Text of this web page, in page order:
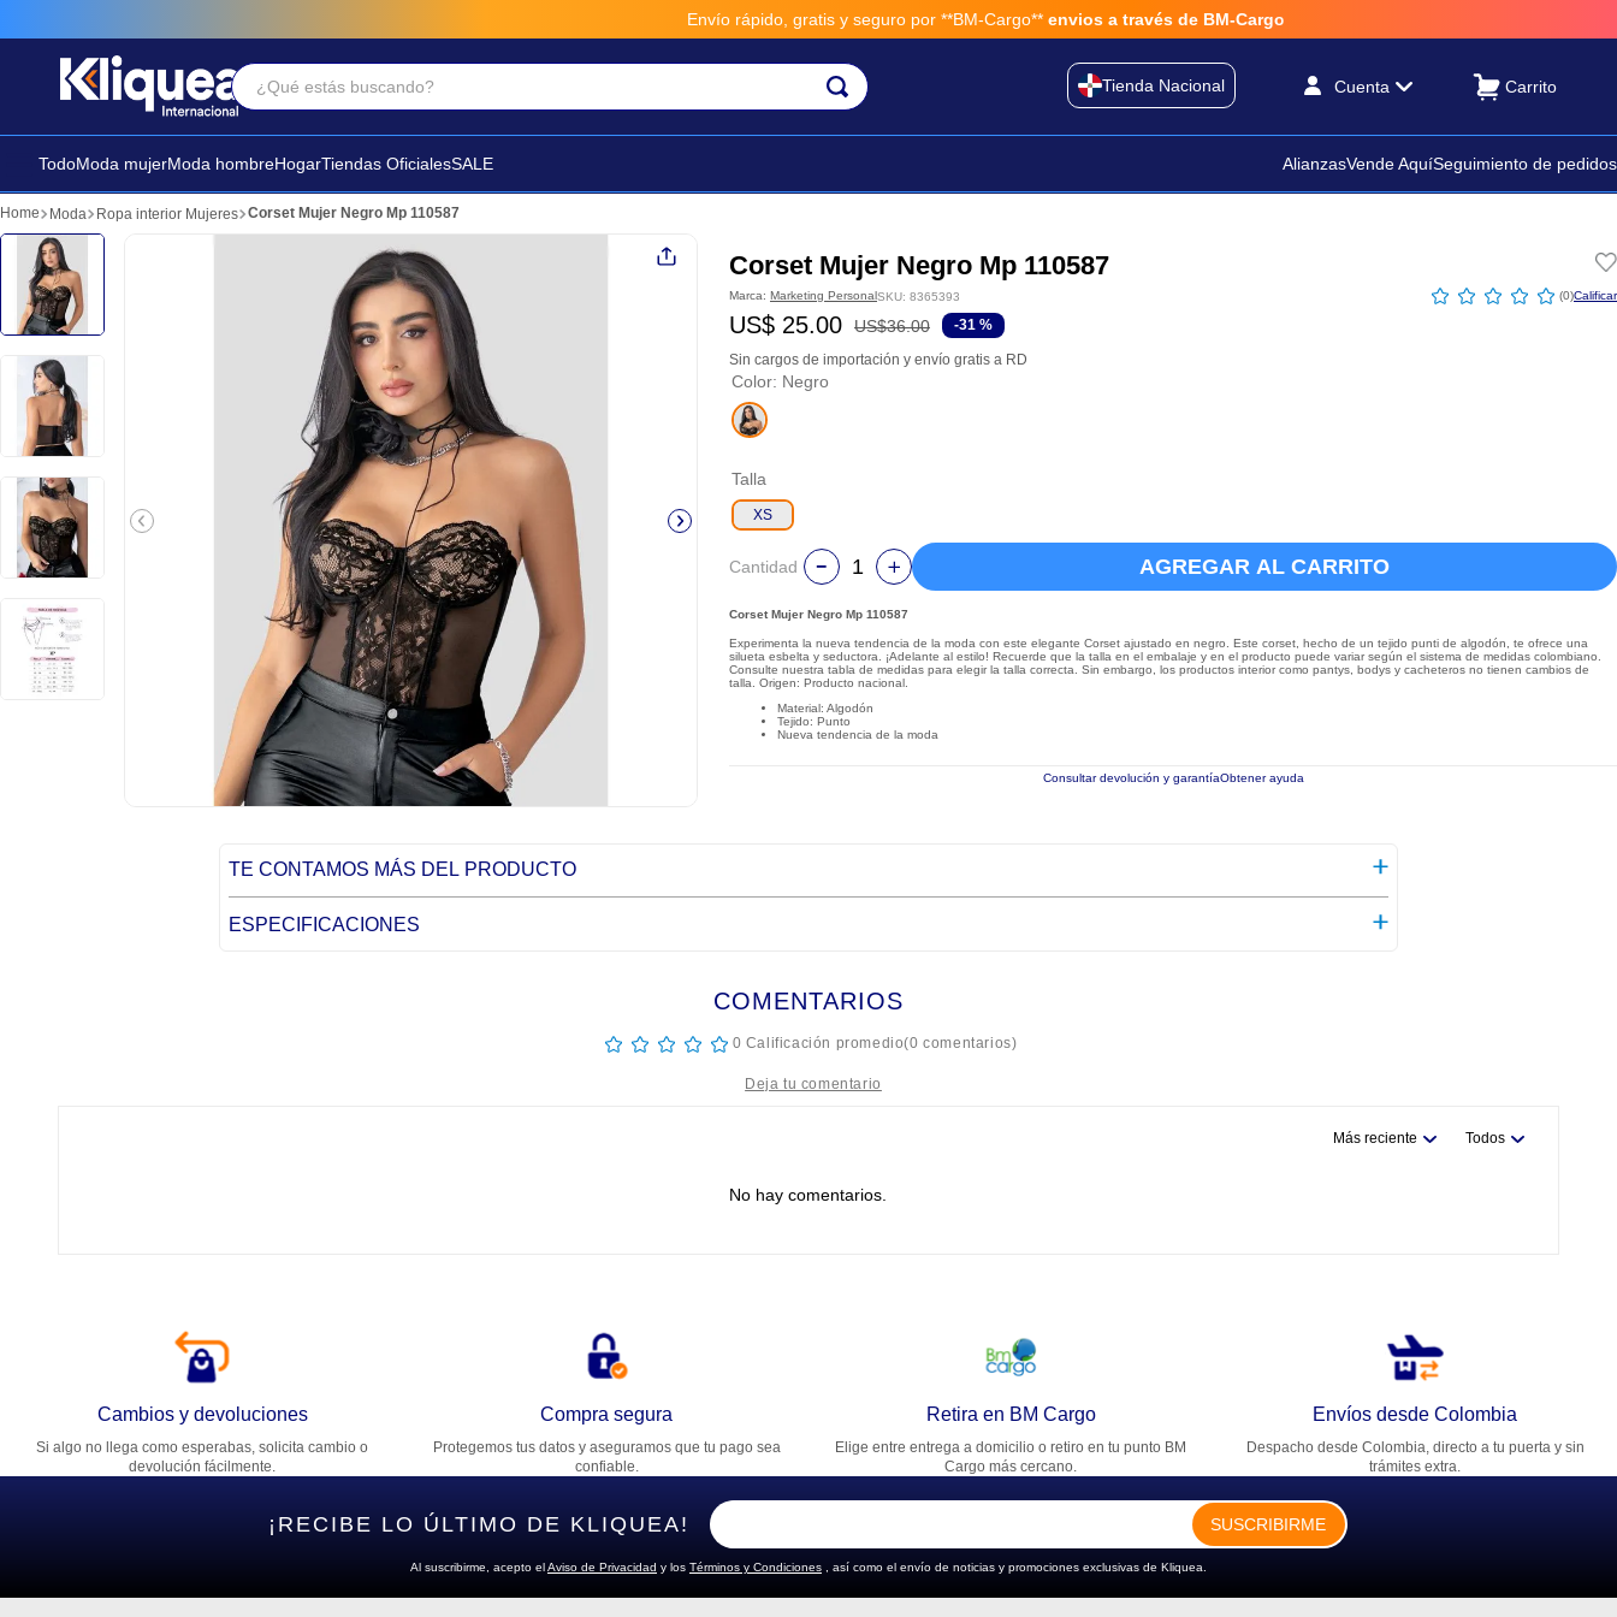
Envío rápido, gratis y seguro por **BM-Cargo** envios a través de BM-Cargo
¿Qué estás buscando?
Tienda Nacional Cuenta
TodoModa mujerModa hombreHogarTiendas OficialesSALE AlianzasVende AquíSeguimiento de pedidos
Moda Ropa interior Mujeres Corset Mujer Negro Mp 110587
Corset Mujer Negro Mp 110587
Marca: Marketing PersonalSKU: 8365393 ☆ ☆ ☆ ☆ ☆ (0)
US$ 25.00 US$36.00 -31 %
Sin cargos de importación y envío gratis a RD
Color: Negro
Talla
XS
Cantidad AGREGAR AL CARRITO
Corset Mujer Negro Mp 110587
Experimenta la nueva tendencia de la moda con este elegante Corset ajustado en negro. Este corset, hecho de un tejido punti de algodón, te ofrece una
silueta esbelta y seductora. ¡Adelante al estilo! Recuerde que la talla en el embalaje y en el producto puede variar según el sistema de medidas colombiano.
Consulte nuestra tabla de medidas para elegir la talla correcta. Sin embargo, los productos interior como pantys, bodys y cacheteros no tienen cambios de
talla. Origen: Producto nacional.
Material: Algodón
Tejido: Punto
Nueva tendencia de la moda
Consultar devolución y garantíaObtener ayuda
TE CONTAMOS MÁS DEL PRODUCTO
ESPECIFICACIONES
COMENTARIOS
☆ ☆ ☆ ☆ ☆ 0 Calificación promedio(0 comentarios)
Dirección de email
Escribe un comentario
Más reciente Todos
No hay comentarios.
Cambios y devoluciones
Si algo no llega como esperabas, solicita cambio o
devolución fácilmente.
Compra segura
Protegemos tus datos y aseguramos que tu pago sea
confiable.
Retira en BM Cargo
Elige entre entrega a domicilio o retiro en tu punto BM
Cargo más cercano.
Envíos desde Colombia
Despacho desde Colombia, directo a tu puerta y sin
trámites extra.
¡RECIBE LO ÚLTIMO DE KLIQUEA! SUSCRIBIRME
Al suscribirme, acepto elAviso de Privacidad y los Términos y Condiciones , así como el envío de noticias y promociones exclusivas de Kliquea.
Términos Más Buscados
2. faldas
3. sandalia